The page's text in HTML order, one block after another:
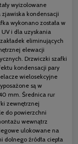
wyizolowane
kondensacji
wykonano została w
i dla uzyskania
eliminujących
elewacji
Drzwiczki szafki
kondensacji pary
wielosekcyjne
są w
mm. Średnica rur
zewnętrznej
do powierzchni
wewnątrz
ulokowane na
dolnego źródła ciepła